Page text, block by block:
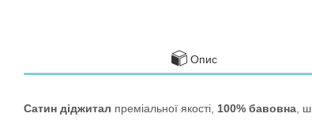
Опис
Сатин діджитал преміальної якості, 100% бавовна ,